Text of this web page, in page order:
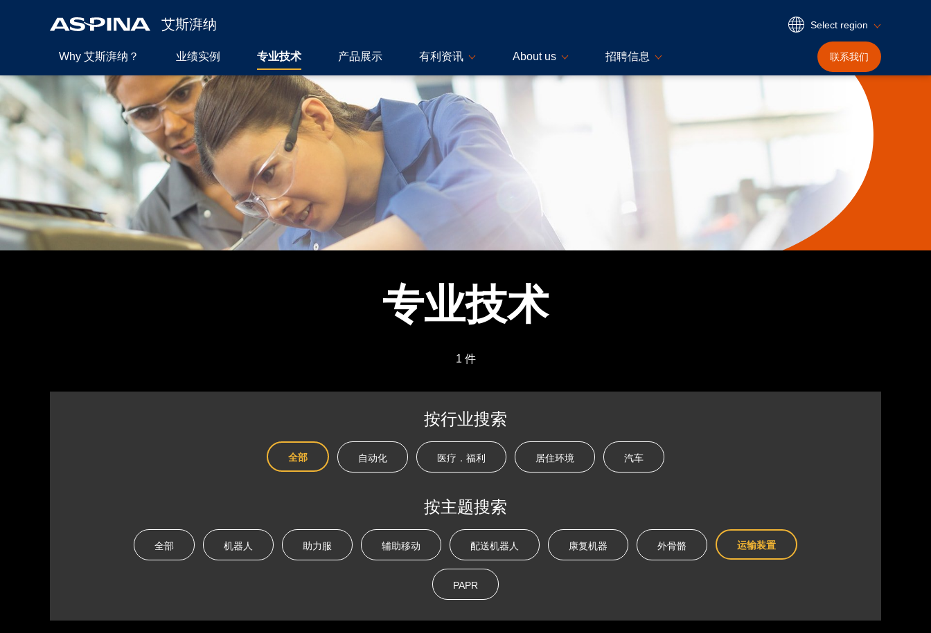
艾斯湃纳 Select region
Why 艾斯湃纳？ 业绩实例 专业技术 产品展示 有利资讯 About us 招聘信息 联系我们
专业技术
1 件
按行业搜索
全部 自动化 医疗．福利 居住环境 汽车
按主题搜索
全部 机器人 助力服 辅助移动 配送机器人 康复机器 外骨骼 运输装置
PAPR